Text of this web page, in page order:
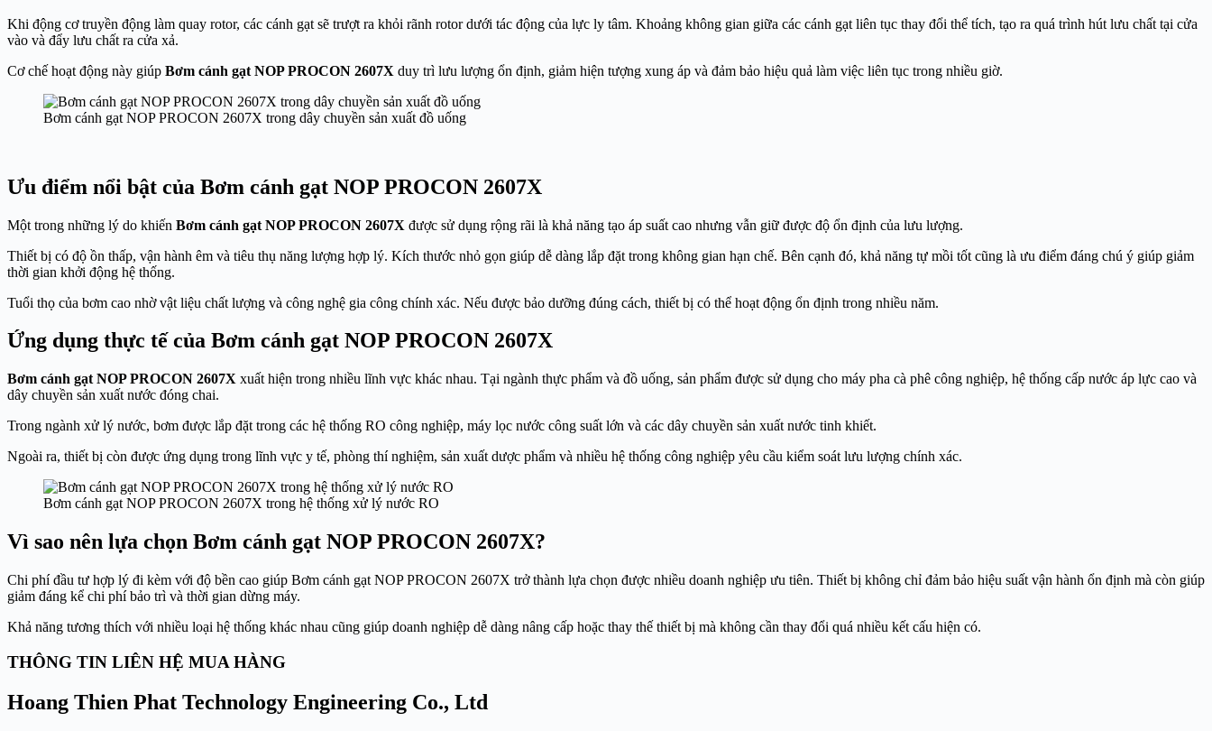
Khi động cơ truyền động làm quay rotor, các cánh gạt sẽ trượt ra khỏi rãnh rotor dưới tác động của lực ly tâm. Khoảng không gian giữa các cánh gạt liên tục thay đổi thể tích, tạo ra quá trình hút lưu chất tại cửa
vào và đẩy lưu chất ra cửa xả.
Cơ chế hoạt động này giúp Bơm cánh gạt NOP PROCON 2607X duy trì lưu lượng ổn định, giảm hiện tượng xung áp và đảm bảo hiệu quả làm việc liên tục trong nhiều giờ.
Bơm cánh gạt NOP PROCON 2607X trong dây chuyền sản xuất đồ uống
Ưu điểm nổi bật của Bơm cánh gạt NOP PROCON 2607X
Một trong những lý do khiến Bơm cánh gạt NOP PROCON 2607X được sử dụng rộng rãi là khả năng tạo áp suất cao nhưng vẫn giữ được độ ổn định của lưu lượng.
Thiết bị có độ ồn thấp, vận hành êm và tiêu thụ năng lượng hợp lý. Kích thước nhỏ gọn giúp dễ dàng lắp đặt trong không gian hạn chế. Bên cạnh đó, khả năng tự mồi tốt cũng là ưu điểm đáng chú ý giúp giảm
thời gian khởi động hệ thống.
Tuổi thọ của bơm cao nhờ vật liệu chất lượng và công nghệ gia công chính xác. Nếu được bảo dưỡng đúng cách, thiết bị có thể hoạt động ổn định trong nhiều năm.
Ứng dụng thực tế của Bơm cánh gạt NOP PROCON 2607X
Bơm cánh gạt NOP PROCON 2607X xuất hiện trong nhiều lĩnh vực khác nhau. Tại ngành thực phẩm và đồ uống, sản phẩm được sử dụng cho máy pha cà phê công nghiệp, hệ thống cấp nước áp lực cao và
dây chuyền sản xuất nước đóng chai.
Trong ngành xử lý nước, bơm được lắp đặt trong các hệ thống RO công nghiệp, máy lọc nước công suất lớn và các dây chuyền sản xuất nước tinh khiết.
Ngoài ra, thiết bị còn được ứng dụng trong lĩnh vực y tế, phòng thí nghiệm, sản xuất dược phẩm và nhiều hệ thống công nghiệp yêu cầu kiểm soát lưu lượng chính xác.
Bơm cánh gạt NOP PROCON 2607X trong hệ thống xử lý nước RO
Vì sao nên lựa chọn Bơm cánh gạt NOP PROCON 2607X?
Chi phí đầu tư hợp lý đi kèm với độ bền cao giúp Bơm cánh gạt NOP PROCON 2607X trở thành lựa chọn được nhiều doanh nghiệp ưu tiên. Thiết bị không chỉ đảm bảo hiệu suất vận hành ổn định mà còn giúp
giảm đáng kể chi phí bảo trì và thời gian dừng máy.
Khả năng tương thích với nhiều loại hệ thống khác nhau cũng giúp doanh nghiệp dễ dàng nâng cấp hoặc thay thế thiết bị mà không cần thay đổi quá nhiều kết cấu hiện có.
THÔNG TIN LIÊN HỆ MUA HÀNG
Hoang Thien Phat Technology Engineering Co., Ltd